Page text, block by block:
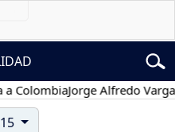
ColombiaJorge Alfredo Vargas